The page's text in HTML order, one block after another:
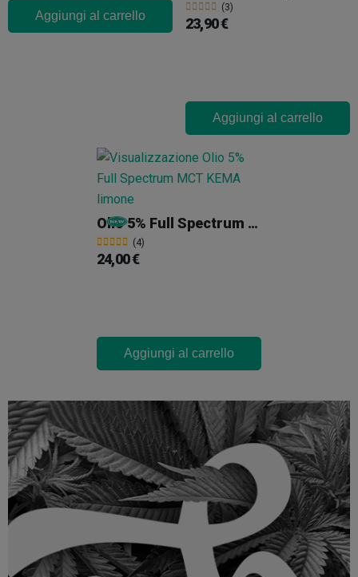
Aggiungi al carrello
(3)
23,90 €
Aggiungi al carrello
Olio 5% Full Spectrum MCT KEMA
(4)
24,00 €
Aggiungi al carrello